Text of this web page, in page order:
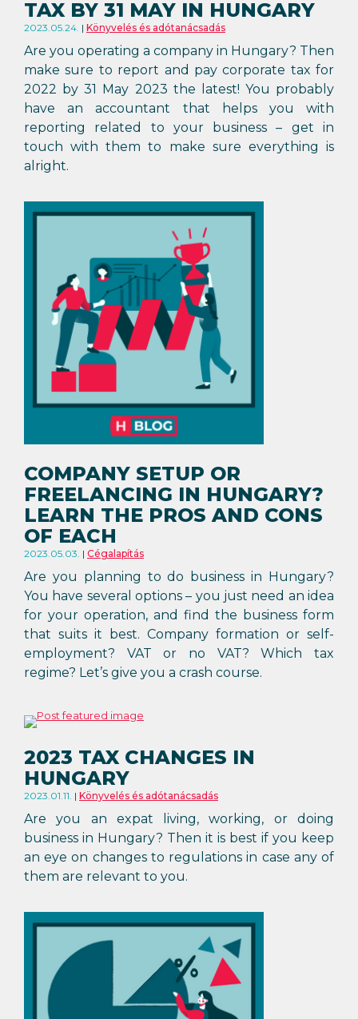
TAX BY 31 MAY IN HUNGARY
2023.05.24. Könyvelés és adótanácsadás
Are you operating a company in Hungary? Then
make sure to report and pay corporate tax for
2022 by 31 May 2023 the latest! You probably
have an accountant that helps you with
reporting related to your business – get in
touch with them to make sure everything is
alright.
COMPANY SETUP OR
FREELANCING IN HUNGARY?
LEARN THE PROS AND CONS
OF EACH
2023.05.03. Cégalapítás
Are you planning to do business in Hungary?
You have several options – you just need an idea
for your operation, and find the business form
that suits it best. Company formation or self-
employment? VAT or no VAT? Which tax
regime? Let’s give you a crash course.
2023 TAX CHANGES IN
HUNGARY
2023.01.11. Könyvelés és adótanácsadás
Are you an expat living, working, or doing
business in Hungary? Then it is best if you keep
an eye on changes to regulations in case any of
them are relevant to you.